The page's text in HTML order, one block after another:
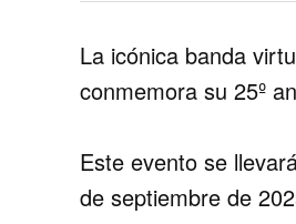
La icónica banda
conmemora su 25º
Este evento se
de septiembre de